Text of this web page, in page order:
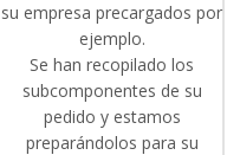
su empresa precargados por
ejemplo.
Se han recopilado los
subcomponentes de su
pedido y estamos
preparándolos para su